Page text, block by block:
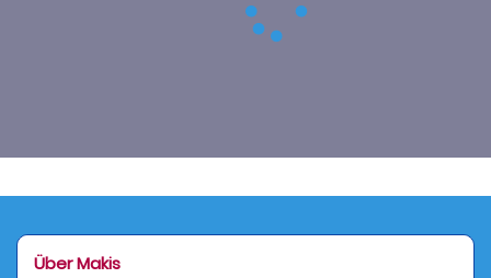
Über Makis